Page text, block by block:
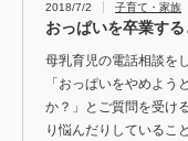
2018/7/2 子育て・家族
おっぱいを卒業する
母乳育児の電話相談を
「おっぱいをやめよ
か？」とご質問を受け
り悩んだりしているこ